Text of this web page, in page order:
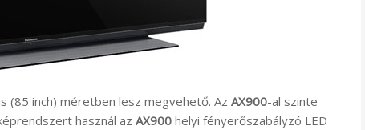
(85 inch) méretben lesz megvehető. Az AX900-al szinte
használ az AX900 helyi fényerőszabályzó LED